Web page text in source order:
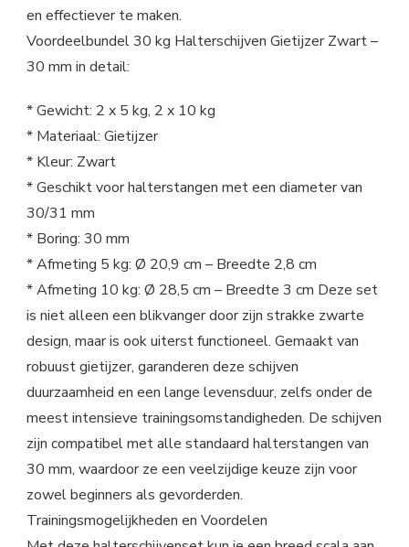
en effectiever te maken.
Voordeelbundel 30 kg Halterschijven Gietijzer Zwart –
30 mm in detail:
* Gewicht: 2 x 5 kg, 2 x 10 kg
* Materiaal: Gietijzer
* Kleur: Zwart
* Geschikt voor halterstangen met een diameter van
30/31 mm
* Boring: 30 mm
* Afmeting 5 kg: Ø 20,9 cm – Breedte 2,8 cm
* Afmeting 10 kg: Ø 28,5 cm – Breedte 3 cm Deze set
is niet alleen een blikvanger door zijn strakke zwarte
design, maar is ook uiterst functioneel. Gemaakt van
robuust gietijzer, garanderen deze schijven
duurzaamheid en een lange levensduur, zelfs onder de
meest intensieve trainingsomstandigheden. De schijven
zijn compatibel met alle standaard halterstangen van
30 mm, waardoor ze een veelzijdige keuze zijn voor
zowel beginners als gevorderden.
Trainingsmogelijkheden en Voordelen